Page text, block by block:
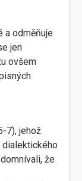
a odměňuje
jen
ovšem
7), jehož
dialektického
že